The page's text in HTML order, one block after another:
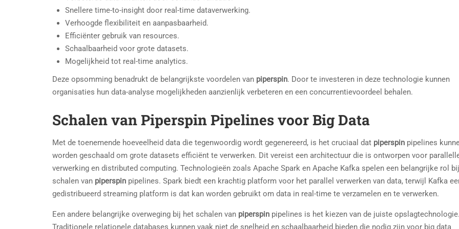
Snellere time-to-insight door real-time dataverwerking.
Verhoogde flexibiliteit en aanpasbaarheid.
Efficiënter gebruik van resources.
Schaalbaarheid voor grote datasets.
Mogelijkheid tot real-time analytics.
Deze opsomming benadrukt de belangrijkste voordelen van piperspin. Door te investeren in deze technologie kunnen
organisaties hun data-analyse mogelijkheden aanzienlijk verbeteren en een concurrentievoordeel behalen.
Schalen van Piperspin Pipelines voor Big Data
Met de toenemende hoeveelheid data die tegenwoordig wordt gegenereerd, is het cruciaal dat piperspin pipelines
worden geschaald om grote datasets efficiënt te verwerken. Dit vereist een architectuur die is ontworpen voor
verwerking en distributed computing. Technologieën zoals Apache Spark en Apache Kafka spelen een belangrijke rol
schalen van piperspin pipelines. Spark biedt een krachtig platform voor het parallel verwerken van data, terwijl Kafka
gedistribueerd streaming platform is dat kan worden gebruikt om data in real-time te verzamelen en te verwerken.
Een andere belangrijke overweging bij het schalen van piperspin pipelines is het kiezen van de juiste opslagtechnologie.
Traditionele relationele databases kunnen vaak niet de snelheid en schaalbaarheid bieden die nodig zijn voor big data